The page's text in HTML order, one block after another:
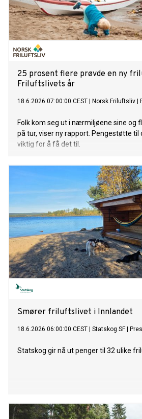
25 prosent flere prøvde en ny
Friluftslivets år
18.6.2026 07:00:00 CEST Norsk Friluftsliv
Folk kom seg ut i nærmiljøene sine og
på tur, viser ny rapport. Pengestøtte til
viktig for å få det til.
Smører friluftslivet i Innlandet
18.6.2026 06:00:00 CEST Statskog SF|
Statskog gir nå ut penger til 32 ulike